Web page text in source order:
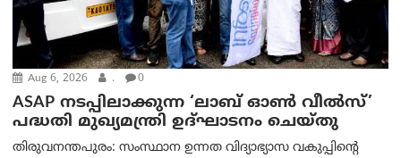
Aug 6, 2026 . 0
ASAP നടപ്പിലാക്കുന്ന ‘ലാബ് ഓൺ വീൽസ്’
പദ്ധതി മുഖ്യമന്ത്രി ഉദ്ഘാടനം ചെയ്തു
തിരുവനന്തപുരം: സംസ്ഥാന ഉന്നത വിദ്യാഭ്യാസ വകുപ്പിന്റെ